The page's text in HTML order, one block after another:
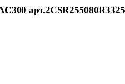
арт.2CSR255080R3325